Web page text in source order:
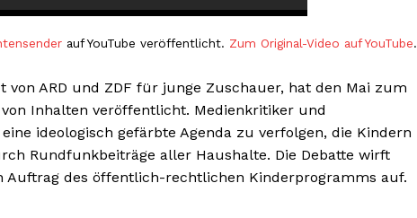
auf YouTube veröffentlicht. Zum Original-Video auf YouTube.
von ARD und ZDF für junge Zuschauer, hat den Mai zum
Inhalten veröffentlicht. Medienkritiker und
ideologisch gefärbte Agenda zu verfolgen, die Kindern
Rundfunkbeiträge aller Haushalte. Die Debatte wirft
Auftrag des öffentlich-rechtlichen Kinderprogramms auf.